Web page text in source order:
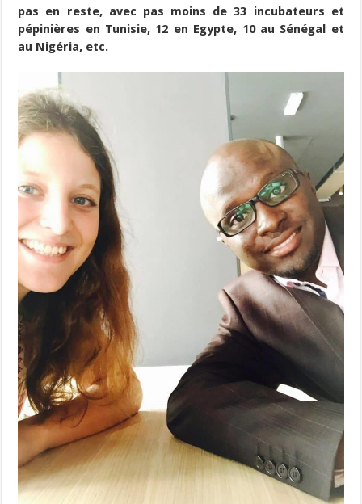
pas en reste, avec pas moins de 33 incubateurs et
pépinières en Tunisie, 12 en Egypte, 10 au Sénégal et
au Nigéria, etc.